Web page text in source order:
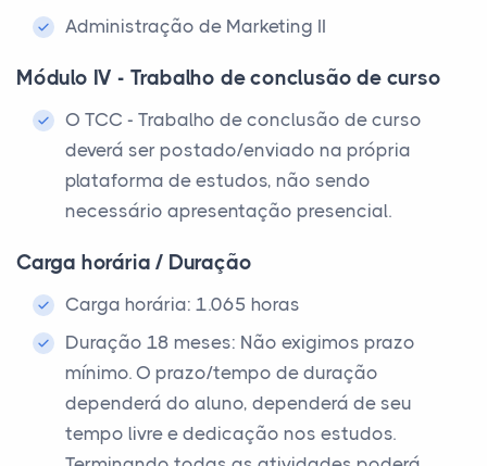
Administração de Marketing II
Módulo IV - Trabalho de conclusão de curso
O TCC - Trabalho de conclusão de curso
deverá ser postado/enviado na própria
plataforma de estudos, não sendo
necessário apresentação presencial.
Carga horária / Duração
Carga horária: 1.065 horas
Duração 18 meses: Não exigimos prazo
mínimo. O prazo/tempo de duração
dependerá do aluno, dependerá de seu
tempo livre e dedicação nos estudos.